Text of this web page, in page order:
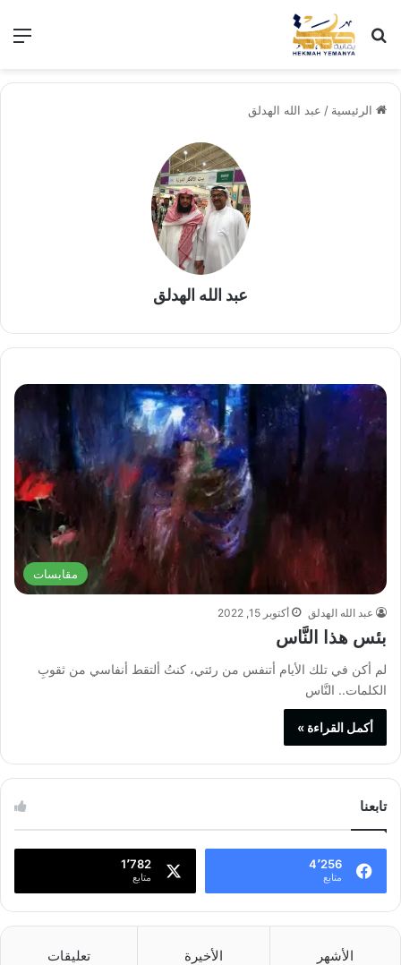
بحث عن
الرئيسية / عبد الله الهدلق
عبد الله الهدلق
مقابسات
عبد الله الهدلق أكتوبر 15, 2022
بئس هذا النَّاس
لم أكن في تلك الأيام أتنفس من رئتي، كنتُ ألتقط أنفاسي من ثقوبِ
الكلمات.. النَّاس
أكمل القراءة »
تابعنا
4٬256
متابع
1٬782
متابع
الأشهر الأخيرة تعليقات